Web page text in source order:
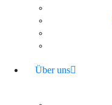
Über uns